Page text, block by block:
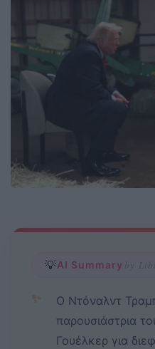
💡AI Summary by
✨
Ο Ντόναλντ
παρουσιάστρια
Γουέλκερ για